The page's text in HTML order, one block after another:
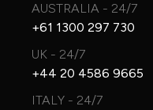
AUSTRALIA - 24/7
+61 1300 297 730
UK - 24/7
+44 20 4586 9665
ITALY - 24/7